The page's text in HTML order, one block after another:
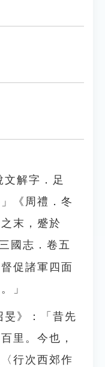
解字．足
《周禮．冬
末，蹙於
國志．卷五
促諸軍四面
」
》：「昔先
里。今也，
行次西郊作